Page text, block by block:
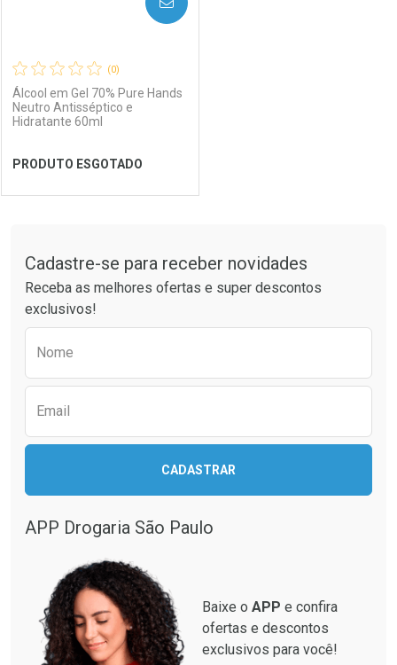
Ver Desconto Convênio
(0)
Álcool em Gel 70% Pure Hands
Neutro Antisséptico e
Hidratante 60ml
PRODUTO ESGOTADO
Laboratório
Por Menos
Cadastre-se para receber novidades
Receba as melhores ofertas e super descontos
exclusivos!
Nome
Email
CADASTRAR
APP Drogaria São Paulo
Baixe o APP e confira
ofertas e descontos
exclusivos para você!